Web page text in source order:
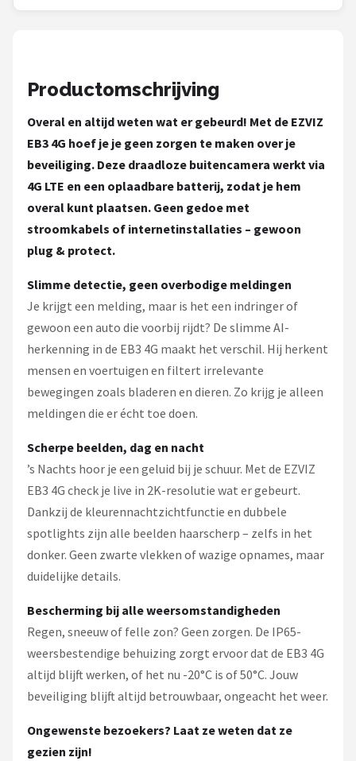
Productomschrijving
Overal en altijd weten wat er gebeurd! Met de EZVIZ
EB3 4G hoef je je geen zorgen te maken over je
beveiliging. Deze draadloze buitencamera werkt via
4G LTE en een oplaadbare batterij, zodat je hem
overal kunt plaatsen. Geen gedoe met
stroomkabels of internetinstallaties – gewoon
plug & protect.
Slimme detectie, geen overbodige meldingen
Je krijgt een melding, maar is het een indringer of
gewoon een auto die voorbij rijdt? De slimme AI-
herkenning in de EB3 4G maakt het verschil. Hij herkent
mensen en voertuigen en filtert irrelevante
bewegingen zoals bladeren en dieren. Zo krijg je alleen
meldingen die er écht toe doen.
Scherpe beelden, dag en nacht
’s Nachts hoor je een geluid bij je schuur. Met de EZVIZ
EB3 4G check je live in 2K-resolutie wat er gebeurt.
Dankzij de kleurennachtzichtfunctie en dubbele
spotlights zijn alle beelden haarscherp – zelfs in het
donker. Geen zwarte vlekken of wazige opnames, maar
duidelijke details.
Bescherming bij alle weersomstandigheden
Regen, sneeuw of felle zon? Geen zorgen. De IP65-
weersbestendige behuizing zorgt ervoor dat de EB3 4G
altijd blijft werken, of het nu -20°C is of 50°C. Jouw
beveiliging blijft altijd betrouwbaar, ongeacht het weer.
Ongewenste bezoekers? Laat ze weten dat ze
gezien zijn!